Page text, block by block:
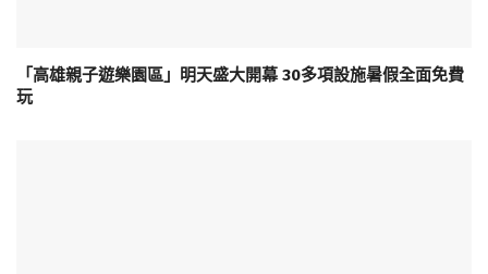
「高雄親子遊樂園區」明天盛大開幕 30多項設施暑假全面免費
玩